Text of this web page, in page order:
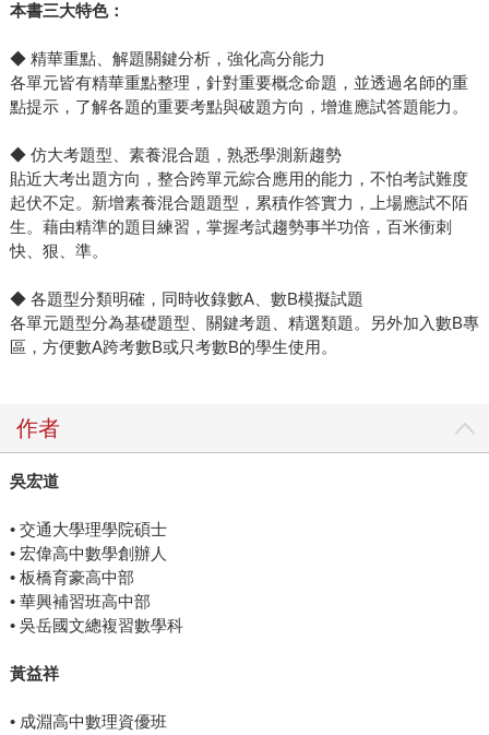
本書三大特色：
◆ 精華重點、解題關鍵分析，強化高分能力
各單元皆有精華重點整理，針對重要概念命題，並透過名師的重
點提示，了解各題的重要考點與破題方向，增進應試答題能力。
◆ 仿大考題型、素養混合題，熟悉學測新趨勢
貼近大考出題方向，整合跨單元綜合應用的能力，不怕考試難度
起伏不定。新增素養混合題題型，累積作答實力，上場應試不陌
生。藉由精準的題目練習，掌握考試趨勢事半功倍，百米衝刺
快、狠、準。
◆ 各題型分類明確，同時收錄數A、數B模擬試題
各單元題型分為基礎題型、關鍵考題、精選類題。另外加入數B專
區，方便數A跨考數B或只考數B的學生使用。
作者
吳宏道
• 交通大學理學院碩士
• 宏偉高中數學創辦人
• 板橋育豪高中部
• 華興補習班高中部
• 吳岳國文總複習數學科
黃益祥
• 成淵高中數理資優班